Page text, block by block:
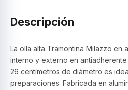
cantidad
Descripción
La olla alta Tramontina Milazzo en
interno y externo en
26 centímetros de diámetro es
preparaciones. Fabricada en